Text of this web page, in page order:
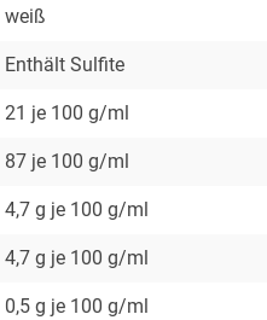
weiß
Enthält Sulfite
21 je 100 g/ml
87 je 100 g/ml
4,7 g je 100 g/ml
4,7 g je 100 g/ml
0,5 g je 100 g/ml